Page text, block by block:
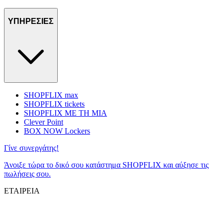
ΥΠΗΡΕΣΙΕΣ
SHOPFLIX max
SHOPFLIX tickets
SHOPFLIX ΜΕ ΤΗ ΜΙΑ
Clever Point
BOX NOW Lockers
Γίνε συνεργάτης!
Άνοιξε τώρα το δικό σου κατάστημα SHOPFLIX και αύξησε τις
πωλήσεις σου.
ΕΤΑΙΡΕΙΑ